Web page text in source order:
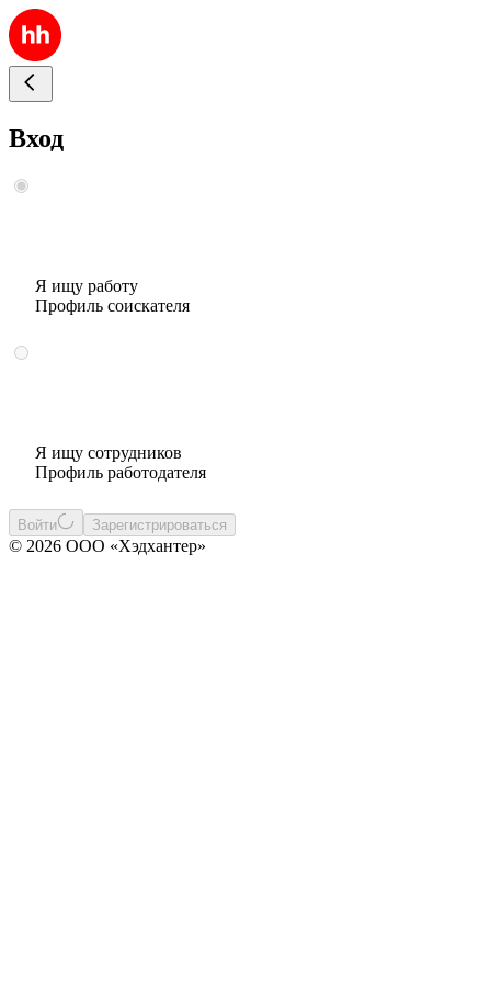
Вход
Я ищу работу
Профиль соискателя
Я ищу сотрудников
Профиль работодателя
Войти Зарегистрироваться
© 2026 ООО «Хэдхантер»